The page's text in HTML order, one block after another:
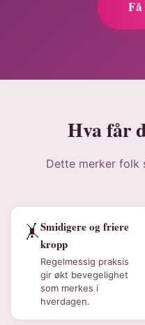
Hva får
Dette merker folk
🤸Smidigere og friere
kropp
Regelmessig praksis
gir økt bevegelighet
som merkes i
hverdagen.